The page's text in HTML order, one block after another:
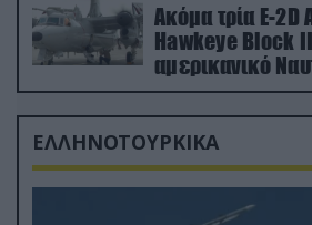
Ακόμα τρία E-2D
Hawkeye Block
αμερικανικό
δισ.δολάρια το
ΕΛΛΗΝΟΤΟΥΡΚΙΚΑ